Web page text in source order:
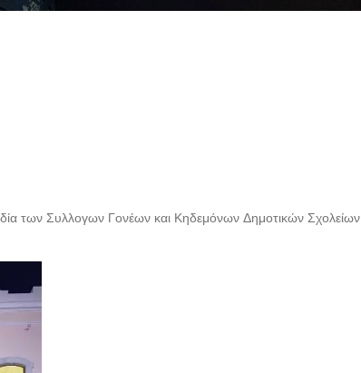
των Συλλογων Γονέων και Κηδεμόνων Δημοτικών Σχολείων